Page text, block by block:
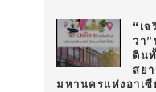
“เ
วา
ดิน
สย
มหานครแห่งอาเซี